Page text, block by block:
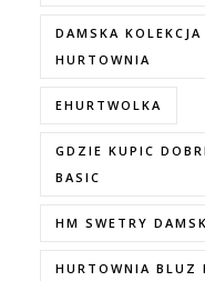
DAMSKA KOLEKCJA
HURTOWNIA
EHURTWOLKA
GDZIE KUPIC
BASIC
HM SWETRY
HURTOWNIA BLUZ